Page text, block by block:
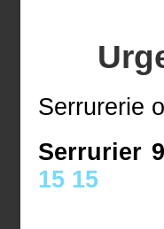
Serrurerie
Serrurier
15 15